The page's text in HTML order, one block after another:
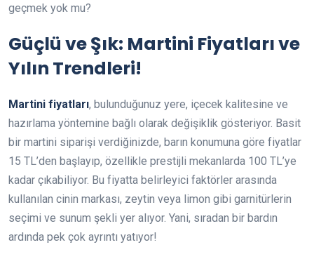
geçmek yok mu?
Güçlü ve Şık: Martini Fiyatları ve
Yılın Trendleri!
Martini fiyatları, bulunduğunuz yere, içecek kalitesine ve
hazırlama yöntemine bağlı olarak değişiklik gösteriyor. Basit
bir martini siparişi verdiğinizde, barın konumuna göre fiyatlar
15 TL’den başlayıp, özellikle prestijli mekanlarda 100 TL’ye
kadar çıkabiliyor. Bu fiyatta belirleyici faktörler arasında
kullanılan cinin markası, zeytin veya limon gibi garnitürlerin
seçimi ve sunum şekli yer alıyor. Yani, sıradan bir bardın
ardında pek çok ayrıntı yatıyor!